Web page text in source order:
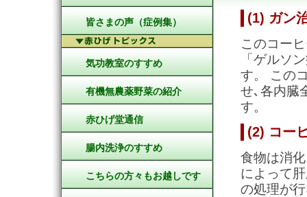
皆さまの声（症例集）
気功教室のすすめ
有機無農薬野菜の紹介
赤ひげ堂通信
腸内洗浄のすすめ
こちらの方々もお越しです
(1) ガン
このコー
「ゲルソ
す。 この
せ､各内臓
す。
(2) コー
食物は消
によって
の処理が